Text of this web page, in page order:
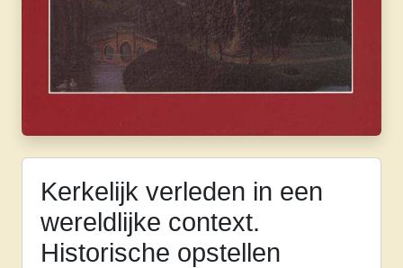
Kerkelijk verleden in een
wereldlijke context.
Historische opstellen